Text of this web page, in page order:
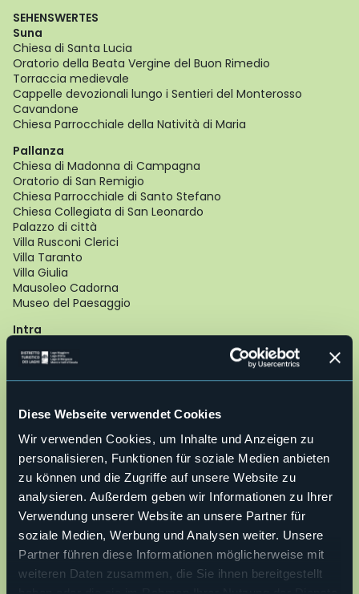
Diese Webseite verwendet Cookies
Wir verwenden Cookies, um Inhalte und Anzeigen zu
personalisieren, Funktionen für soziale Medien anbieten
zu können und die Zugriffe auf unsere Website zu
analysieren. Außerdem geben wir Informationen zu Ihrer
Verwendung unserer Website an unsere Partner für
soziale Medien, Werbung und Analysen weiter. Unsere
Partner führen diese Informationen möglicherweise mit
weiteren Daten zusammen, die Sie ihnen bereitgestellt
SEHENSWERTES
Suna
Chiesa di Santa Lucia
Oratorio della Beata Vergine del Buon Rimedio
Torraccia medievale
Cappelle devozionali lungo i Sentieri del Monterosso
Cavandone
Chiesa Parrocchiale della Natività di Maria
Pallanza
Chiesa di Madonna di Campagna
Oratorio di San Remigio
Chiesa Parrocchiale di Santo Stefano
Chiesa Collegiata di San Leonardo
Palazzo di città
Villa Rusconi Clerici
Villa Taranto
Villa Giulia
Mausoleo Cadorna
Museo del Paesaggio
Intra
Oratorio di Santa Marta
Casa del Lago
Palazzo Flaim
Ghiffa
Sacro Monte della SS. Trinità
Chiesa Parrocchiale di San Maurizio
Museo dell’Arte del Cappello
Oggebbio
Chiesa parrocchiale di San Pietro
Oratorio della natività di Maria (frazione Cadessino)
Chiesa di Sant’Agata (frazione Novaglio)
Villa Anelli (Gonte)